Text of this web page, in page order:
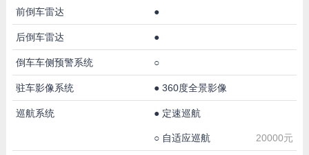
前倒车雷达 ●
后倒车雷达 ●
倒车车侧预警系统 ○
驻车影像系统 ● 360度全景影像
巡航系统 ● 定速巡航
○ 自适应巡航 20000元